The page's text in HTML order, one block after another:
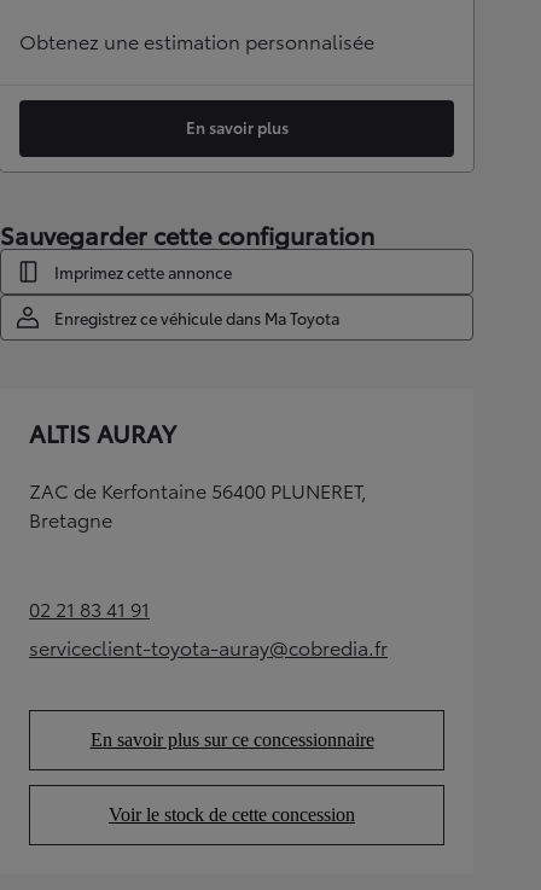
Obtenez une estimation personnalisée
En savoir plus
Sauvegarder cette configuration
Imprimez cette annonce
Enregistrez ce véhicule dans Ma Toyota
ALTIS AURAY
ZAC de Kerfontaine 56400 PLUNERET,
Bretagne
02 21 83 41 91(Opens in new tab)
serviceclient-toyota-auray@cobredia.fr
(Opens in new tab)
En savoir plus sur ce concessionnaire
(Opens in new tab)
Voir le stock de cette concession
(Opens in new tab)